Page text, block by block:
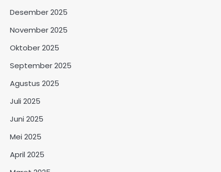
Desember 2025
November 2025
Oktober 2025
September 2025
Agustus 2025
Juli 2025
Juni 2025
Mei 2025
April 2025